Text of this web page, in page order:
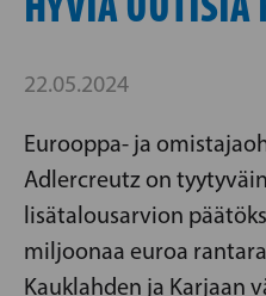
22.05.2024
Eurooppa- ja
Adlercreutz on
lisätalousarvion
miljoonaa euroa
Kauklahden ja Karjaan